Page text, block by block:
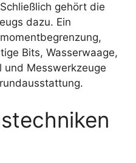
gehört die
dazu. Ein
Bits, Wasserwaage,
und Messwerkzeuge